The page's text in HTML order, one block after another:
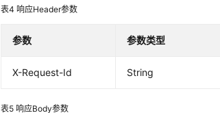
表4响应Header参数
参数 参数类型
X-Request-Id String
表5响应Body参数